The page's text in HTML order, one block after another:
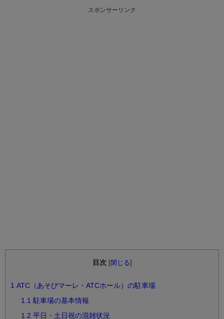
スポンサーリンク
目次 閉じる
1 ATC（あそびマーレ・ATCホール）の駐車場
1.1 駐車場の基本情報
1.2 平日・土日祝の混雑状況